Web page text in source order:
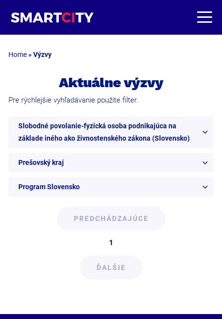
Home»Výzvy
Aktuálne výzvy
Pre rýchlejšie vyhľadávanie použite filter.
Slobodné povolanie-fyzická osoba podnikajúca na
základe iného ako živnostenského zákona (Slovensko)
Prešovský kraj
Program Slovensko
PREDCHÁDZAJÚCE
1
ĎALŠIE